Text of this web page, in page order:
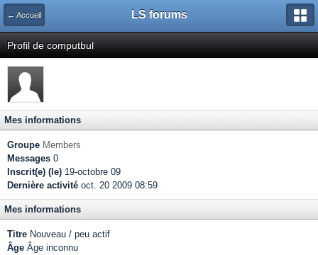
← Accueil LS forums
Profil de computbul
Mes informations
Groupe Members
Messages 0
Inscrit(e) (le) 19-octobre 09
Dernière activité oct. 20 2009 08:59
Mes informations
Titre Nouveau / peu actif
Âge Âge inconnu